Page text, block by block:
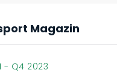
Magazin
- Q4 2023